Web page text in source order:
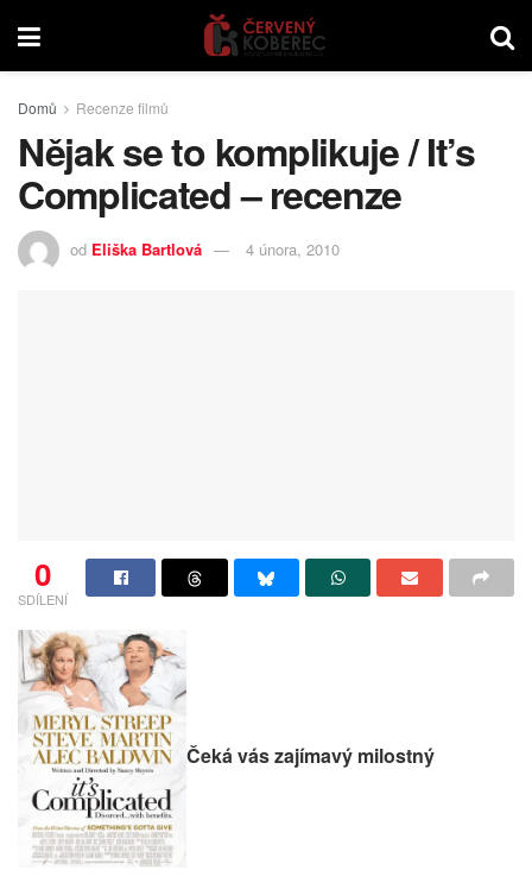
Domů Recenze filmů
Nějak se to komplikuje / It’s
Complicated – recenze
od Eliška Bartlová 4 února, 2010
0
SDÍLENÍ
Čeká vás zajímavý milostný